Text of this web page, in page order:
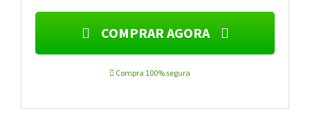
COMPRAR AGORA
Compra 100% segura